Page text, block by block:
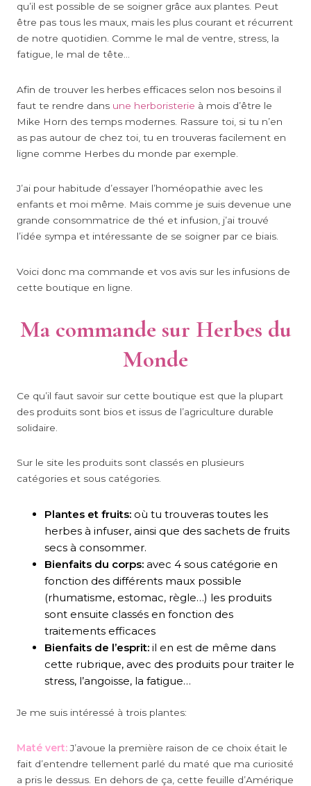
qu’il est possible de se soigner grâce aux plantes. Peut
être pas tous les maux, mais les plus courant et récurrent
de notre quotidien. Comme le mal de ventre, stress, la
fatigue, le mal de tête…
Afin de trouver les herbes efficaces selon nos besoins il
faut te rendre dans une herboristerie à mois d’être le
Mike Horn des temps modernes. Rassure toi, si tu n’en
as pas autour de chez toi, tu en trouveras facilement en
ligne comme Herbes du monde par exemple.
J’ai pour habitude d’essayer l’homéopathie avec les
enfants et moi même. Mais comme je suis devenue une
grande consommatrice de thé et infusion, j’ai trouvé
l’idée sympa et intéressante de se soigner par ce biais.
Voici donc ma commande et vos avis sur les infusions de
cette boutique en ligne.
Ma commande sur Herbes du
Monde
Ce qu’il faut savoir sur cette boutique est que la plupart
des produits sont bios et issus de l’agriculture durable
solidaire.
Sur le site les produits sont classés en plusieurs
catégories et sous catégories.
Plantes et fruits: où tu trouveras toutes les
herbes à infuser, ainsi que des sachets de fruits
secs à consommer.
Bienfaits du corps: avec 4 sous catégorie en
fonction des différents maux possible
(rhumatisme, estomac, règle…) les produits
sont ensuite classés en fonction des
traitements efficaces
Bienfaits de l’esprit: il en est de même dans
cette rubrique, avec des produits pour traiter le
stress, l’angoisse, la fatigue…
Je me suis intéressé à trois plantes:
Maté vert:J’avoue la première raison de ce choix était le
fait d’entendre tellement parlé du maté que ma curiosité
a pris le dessus. En dehors de ça, cette feuille d’Amérique